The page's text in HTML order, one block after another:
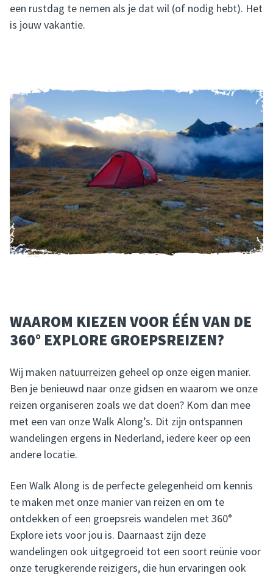
een rustdag te nemen als je dat wil (of nodig hebt). Het
is jouw vakantie.
WAAROM KIEZEN VOOR ÉÉN VAN DE
360° EXPLORE GROEPSREIZEN?
Wij maken natuurreizen geheel op onze eigen manier.
Ben je benieuwd naar onze gidsen en waarom we onze
reizen organiseren zoals we dat doen? Kom dan mee
met een van onze Walk Along’s. Dit zijn ontspannen
wandelingen ergens in Nederland, iedere keer op een
andere locatie.
Een Walk Along is de perfecte gelegenheid om kennis
te maken met onze manier van reizen en om te
ontdekken of een groepsreis wandelen met 360°
Explore iets voor jou is. Daarnaast zijn deze
wandelingen ook uitgegroeid tot een soort reünie voor
onze terugkerende reizigers, die hun ervaringen ook